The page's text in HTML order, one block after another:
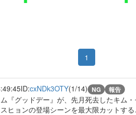
1
ID:cxNDk3OTY(1/14) NG 報告
『グッドデー』が、先月死去したキム
ヒョンの登場シーンを最大限カットする